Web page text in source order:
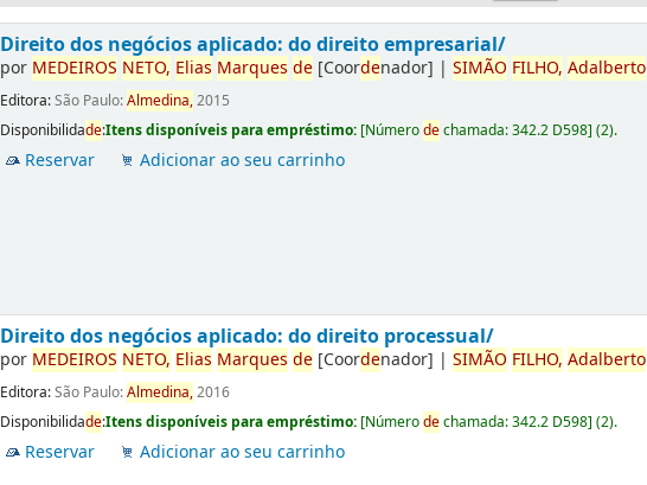
Direito dos negócios aplicado: do direito empresarial/
por MEDEIROS NETO, Elias Marques de [Coordenador] |SIMÃO FILHO, Adalberto
Editora:São Paulo:Almedina,2015
Disponibilidade:Itens disponíveis para empréstimo: [Númerodechamada:342.2 D598](2).
Reservar Adicionar ao seu carrinho
Direito dos negócios aplicado: do direito processual/
por MEDEIROS NETO, Elias Marques de [Coordenador] |SIMÃO FILHO, Adalberto
Editora:São Paulo:Almedina,2016
Disponibilidade:Itens disponíveis para empréstimo: [Númerodechamada:342.2 D598](2).
Reservar Adicionar ao seu carrinho